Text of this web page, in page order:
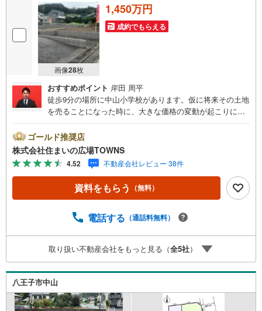
画像28枚
1,450万円
成約でもらえる
おすすめポイント 岸田 周平
徒歩9分の場所に中山小学校があります。仮に将来その土地
を売ることになった時に、大きな価格の変動が起こりにく
配がいらない土地面積121平米（公簿）。土地購入の際、売
地のことなら当社にご相談ください。新しい住まいをお考
えの方に、好条件の住宅用地はこちらです。【年中無休/9:
00～21:00】人気物件は特にお問い合わせが集中するため、
お早めにお電話下さい。「室内・現地を見学する」ボタン
よりご予約頂くとご見学がスムーズです。■その他、各種ご
ンのシミュレーション■住まいの広場TOWNSからお客様へ
ご紹介させて頂きます！ /他社様掲載物件も併せてご紹介可
能ですのでお気軽にお問い合わせ下さい♪駐車場もござい
ますので、お車でのお越しも大歓迎です！
ゴールド推奨店
株式会社住まいの広場TOWNS
4.52 不動産会社レビュー 38件
資料をもらう （無料）
電話する （通話料無料）
取り扱い不動産会社をもっと見る（全5社）
八王子市中山